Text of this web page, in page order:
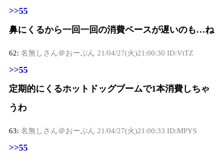
>>55
鼻にくるから一回一回の消費ペースが遅いのも…ね
62: 名無しさん＠おーぷん 21/04/27(火)21:00:30 ID:VtTZ
>>55
定期的にくるホットドッグブームで1本消費しちゃ
うわ
63: 名無しさん＠おーぷん 21/04/27(火)21:00:33 ID:MPYS
>>55